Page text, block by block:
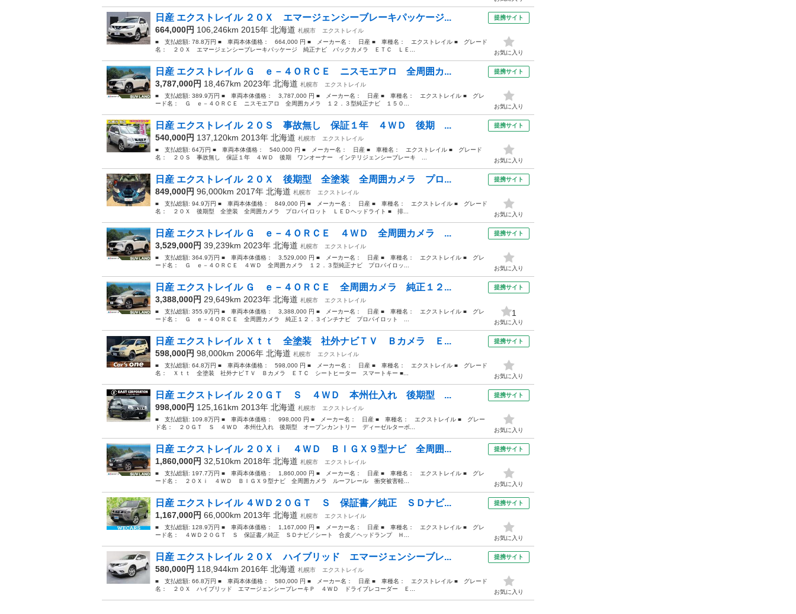
日産 エクストレイル ２０Ｘ エマージェンシーブレーキパッケージ...
664,000円 106,246km 2015年 北海道 札幌市
エクストレイル
■ 支払総額: 78.8万円 ■ 車両本体価格： 664,000 円 ■ メーカー名： 日産 ■ 車種名： エクストレイル ■ グレード
名： ２０Ｘ エマージェンシーブレーキパッケージ 純正ナビ バックカメラ ＥＴＣ ＬＥ...
提携サイト
お気に入り
日産 エクストレイル Ｇ ｅ－４ＯＲＣＥ ニスモエアロ 全周囲カ...
3,787,000円 18,467km 2023年 北海道 札幌市
エクストレイル
■ 支払総額: 389.9万円 ■ 車両本体価格： 3,787,000 円 ■ メーカー名： 日産 ■ 車種名： エクストレイル ■ グレ
ード名： Ｇ ｅ－４ＯＲＣＥ ニスモエアロ 全周囲カメラ １２．３型純正ナビ １５０...
提携サイト
お気に入り
日産 エクストレイル ２０Ｓ 事故無し 保証１年 ４ＷＤ 後期 ...
540,000円 137,120km 2013年 北海道 札幌市
エクストレイル
■ 支払総額: 64万円 ■ 車両本体価格： 540,000 円 ■ メーカー名： 日産 ■ 車種名： エクストレイル ■ グレード
名： ２０Ｓ 事故無し 保証１年 ４ＷＤ 後期 ワンオーナー インテリジェンシーブレーキ ...
提携サイト
お気に入り
日産 エクストレイル ２０Ｘ 後期型 全塗装 全周囲カメラ プロ...
849,000円 96,000km 2017年 北海道 札幌市
エクストレイル
■ 支払総額: 94.9万円 ■ 車両本体価格： 849,000 円 ■ メーカー名： 日産 ■ 車種名： エクストレイル ■ グレード
名： ２０Ｘ 後期型 全塗装 全周囲カメラ プロパイロット ＬＥＤヘッドライト ■ 排...
提携サイト
お気に入り
日産 エクストレイル Ｇ ｅ－４ＯＲＣＥ ４ＷＤ 全周囲カメラ ...
3,529,000円 39,239km 2023年 北海道 札幌市
エクストレイル
■ 支払総額: 364.9万円 ■ 車両本体価格： 3,529,000 円 ■ メーカー名： 日産 ■ 車種名： エクストレイル ■ グレ
ード名： Ｇ ｅ－４ＯＲＣＥ ４ＷＤ 全周囲カメラ １２．３型純正ナビ プロパイロッ...
提携サイト
お気に入り
日産 エクストレイル Ｇ ｅ－４ＯＲＣＥ 全周囲カメラ 純正１２...
3,388,000円 29,649km 2023年 北海道 札幌市
エクストレイル
■ 支払総額: 355.9万円 ■ 車両本体価格： 3,388,000 円 ■ メーカー名： 日産 ■ 車種名： エクストレイル ■ グレ
ード名： Ｇ ｅ－４ＯＲＣＥ 全周囲カメラ 純正１２．３インチナビ プロパイロット ...
提携サイト
1
お気に入り
日産 エクストレイル Ｘｔｔ 全塗装 社外ナビＴＶ Ｂカメラ Ｅ...
598,000円 98,000km 2006年 北海道 札幌市
エクストレイル
■ 支払総額: 64.8万円 ■ 車両本体価格： 598,000 円 ■ メーカー名： 日産 ■ 車種名： エクストレイル ■ グレード
名： Ｘｔｔ 全塗装 社外ナビＴＶ Ｂカメラ ＥＴＣ シートヒーター スマートキー ■...
提携サイト
お気に入り
日産 エクストレイル ２０ＧＴ Ｓ ４ＷＤ 本州仕入れ 後期型 ...
998,000円 125,161km 2013年 北海道 札幌市
エクストレイル
■ 支払総額: 109.8万円 ■ 車両本体価格： 998,000 円 ■ メーカー名： 日産 ■ 車種名： エクストレイル ■ グレー
ド名： ２０ＧＴ Ｓ ４ＷＤ 本州仕入れ 後期型 オープンカントリー ディーゼルターボ...
提携サイト
お気に入り
日産 エクストレイル ２０Ｘｉ ４ＷＤ ＢＩＧＸ９型ナビ 全周囲...
1,860,000円 32,510km 2018年 北海道 札幌市
エクストレイル
■ 支払総額: 197.7万円 ■ 車両本体価格： 1,860,000 円 ■ メーカー名： 日産 ■ 車種名： エクストレイル ■ グレ
ード名： ２０Ｘｉ ４ＷＤ ＢＩＧＸ９型ナビ 全周囲カメラ ルーフレール 衝突被害軽...
提携サイト
お気に入り
日産 エクストレイル ４ＷＤ２０ＧＴ Ｓ 保証書／純正 ＳＤナビ...
1,167,000円 66,000km 2013年 北海道 札幌市
エクストレイル
■ 支払総額: 128.9万円 ■ 車両本体価格： 1,167,000 円 ■ メーカー名： 日産 ■ 車種名： エクストレイル ■ グレ
ード名： ４ＷＤ２０ＧＴ Ｓ 保証書／純正 ＳＤナビ／シート 合皮／ヘッドランプ Ｈ...
提携サイト
お気に入り
日産 エクストレイル ２０Ｘ ハイブリッド エマージェンシーブレ...
580,000円 118,944km 2016年 北海道 札幌市
エクストレイル
■ 支払総額: 66.8万円 ■ 車両本体価格： 580,000 円 ■ メーカー名： 日産 ■ 車種名： エクストレイル ■ グレード
名： ２０Ｘ ハイブリッド エマージェンシーブレーキＰ ４ＷＤ ドライブレコーダー Ｅ...
提携サイト
お気に入り